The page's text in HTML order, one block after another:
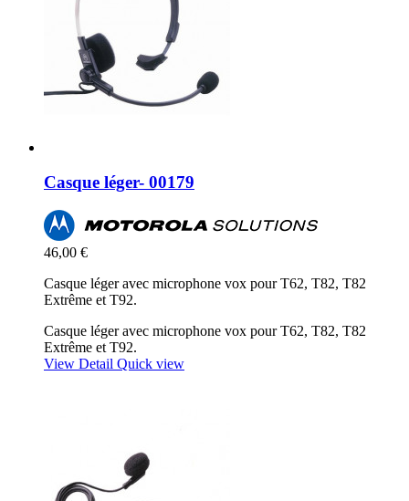
Casque léger- 00179
46,00 €
Casque léger avec microphone vox pour T62, T82, T82
Extrême et T92.
Casque léger avec microphone vox pour T62, T82, T82
Extrême et T92.
View Detail Quick view